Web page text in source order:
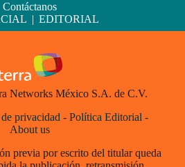
Contáctanos
| EDITORIAL
Networks México S.A. de C.V.
privacidad - Política Editorial -
About us
previa por escrito del titular queda